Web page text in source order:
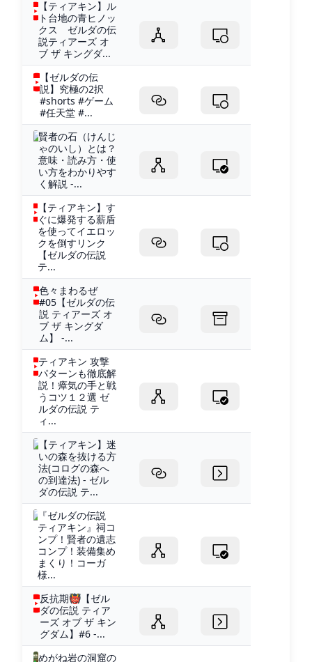
【ティアキン】ル
ト台地の青ヒノッ
クス ゼルダの伝
説ティアーズ オ
ブ ザ キングダ...
【ゼルダの伝
説】究極の2択
#shorts #ゲーム
#任天堂 #...
賢者の石（けんじ
ゃのいし）とは？
意味・読み方・使
い方をわかりやす
く解説 -...
【ティアキン】す
ぐに爆発する薪盾
を使ってイエロッ
クを倒すリンク
【ゼルダの伝説
テ...
色々まわるぜ
#05【ゼルダの伝
説 ティアーズ オ
ブ ザ キングダ
ム】 -...
ティアキン 攻撃
パターンも徹底解
説！瘴気の手と戦
うコツ１２選 ゼ
ルダの伝説 テ
ィ...
【ティアキン】迷
いの森を抜ける方
法(コログの森へ
の到達法) - ゼル
ダの伝説 テ...
『ゼルダの伝説
ティアキン』祠コ
ンプ！賢者の遺志
コンプ！装備集め
まくり！コーガ
様...
反抗期👹【ゼル
ダの伝説 ティア
ーズ オブ ザ キン
グダム】#6 -...
めがね岩の洞窟の